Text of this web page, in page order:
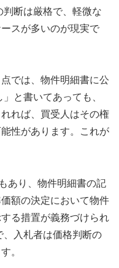
断は厳格で、軽微な
スが多いのが現実で
では、物件明細書に公
と書いてあっても、
れば、買受人はその権
性があります。これが
あり、物件明細書の記
額の決定において物件
る措置が義務づけられ
、入札者は価格判断の
。